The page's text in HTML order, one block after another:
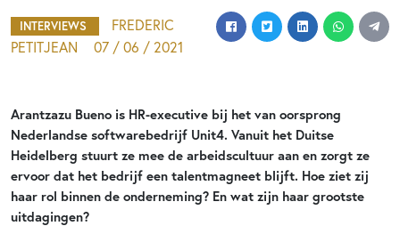
INTERVIEWS
FREDERIC
PETITJEAN
07 / 06 / 2021
Arantzazu Bueno is HR-executive bij het van oorsprong
Nederlandse softwarebedrijf Unit4. Vanuit het Duitse
Heidelberg stuurt ze mee de arbeidscultuur aan en zorgt ze
ervoor dat het bedrijf een talentmagneet blijft. Hoe ziet zij
haar rol binnen de onderneming? En wat zijn haar grootste
uitdagingen?